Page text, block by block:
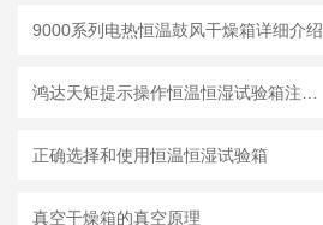
9000系列电热恒温鼓风干燥箱详细介绍
正确选择和使用恒温恒湿试验箱
真空干燥箱的真空原理